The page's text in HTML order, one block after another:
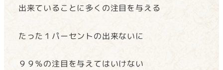
出来ていることに多くの注目を与える
たった１パーセントの出来ないに
９９％の注目を与えてはいけない